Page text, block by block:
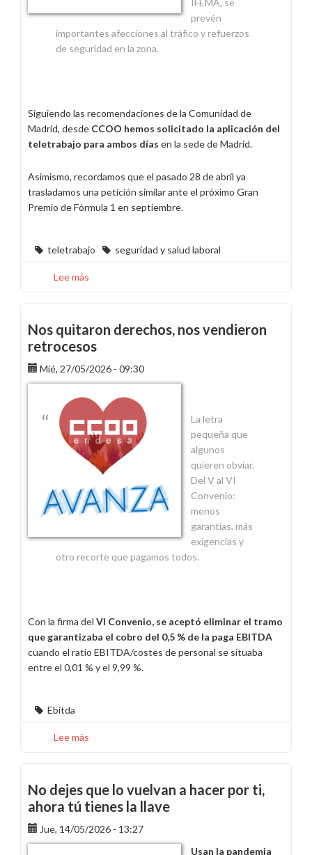
IFEMA, se
prevén
importantes afecciones al tráfico y refuerzos
de seguridad en la zona.
Siguiendo las recomendaciones de la Comunidad de
Madrid, desde CCOO hemos solicitado la aplicación del
teletrabajo para ambos días en la sede de Madrid.
Asimismo, recordamos que el pasado 28 de abril ya
trasladamos una petición similar ante el próximo Gran
Premio de Fórmula 1 en septiembre.
teletrabajo seguridad y salud laboral
Lee más
colapso
previsto,
una
solución
clara:
teletrabajo
Nos quitaron derechos, nos vendieron
retrocesos
Mié, 27/05/2026 - 09:30
La letra
pequeña que
algunos
quieren obviar.
Del V al VI
Convenio:
menos
garantías, más
exigencias y
otro recorte que pagamos todos.
Con la firma del VI Convenio, se aceptó eliminar el tramo
que garantizaba el cobro del 0,5 % de la paga EBITDA
cuando el ratio EBITDA/costes de personal se situaba
entre el 0,01 % y el 9,99 %.
Ebitda
Lee más
derechos,
nos
vendieron
retrocesos
No dejes que lo vuelvan a hacer por ti,
ahora tú tienes la llave
Jue, 14/05/2026 - 13:27
Usan la pandemia